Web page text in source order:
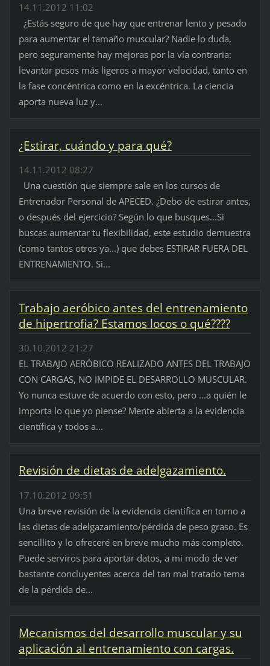
14.11.2012 11:02
¿Estás seguro de que hay que entrenar lento y pesado
para aumentar el tamaño muscular? Nadie lo duda,
pero seguramente hay mejoras por la vía contraria:
levantar pesos más ligeros a mayor velocidad, tanto en
la fase concéntrica como en la excéntrica. La ciencia
aporta nueva luz y...
¿Estirar, cuándo y para qué?
14.11.2012 08:27
Una cuestión que siempre sale en los cursos de
Entrenador Personal de APECED. ¿Debo de estirar antes,
o después del ejercicio? Según lo que busques...Si
buscas aumentar tu flexibilidad, este estudio demuestra
(como tantos otros ya...) que debes ESTIRAR FUERA DEL
ENTRENAMIENTO. Si...
Trabajo aeróbico antes del entrenamiento
de hipertrofia? Estamos locos o qué????
30.10.2012 21:27
EL TRABAJO AERÓBICO REALIZADO ANTES DEL TRABAJO
CON CARGAS, NO IMPIDE EL DESARROLLO MUSCULAR.
Yo nunca estuve de acuerdo con esto, pero ...a quién le
importa lo que yo piense? Mente abierta a la evidencia
científica y todos a...
Revisión de dietas de adelgazamiento.
17.10.2012 09:51
Una breve revisión de la evidencia científica en torno a
las dietas de adelgazamiento/pérdida de peso graso. Es
sencillito y lo ofreceré en breve mucho más completo.
Puede serviros para aportar datos, a mi modo de ver
bastante concluyentes acerca del tan mal tratado tema
de la pérdida de...
Mecanismos del desarrollo muscular y su
aplicación al entrenamiento con cargas.